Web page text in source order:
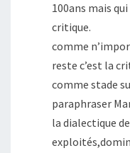
100ans mais
critique.
comme
reste c’est la
comme stade
paraphraser
la dialectique